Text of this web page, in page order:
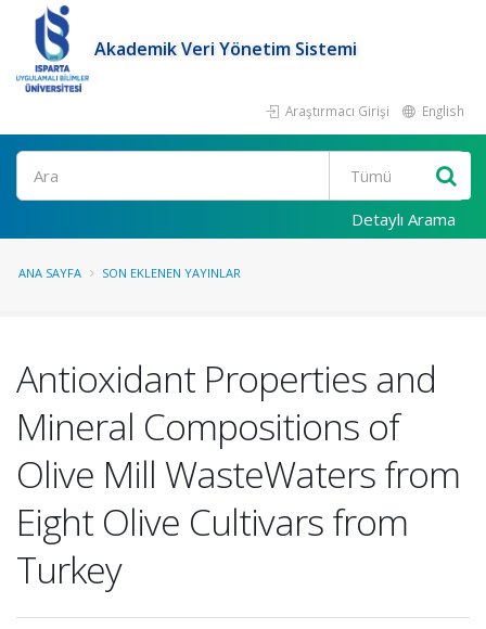
Akademik Veri Yönetim Sistemi
Araştırmacı Girişi English
Ara
Detaylı Arama
ANA SAYFA SON EKLENEN YAYINLAR
Antioxidant Properties and
Mineral Compositions of
Olive Mill WasteWaters from
Eight Olive Cultivars from
Turkey